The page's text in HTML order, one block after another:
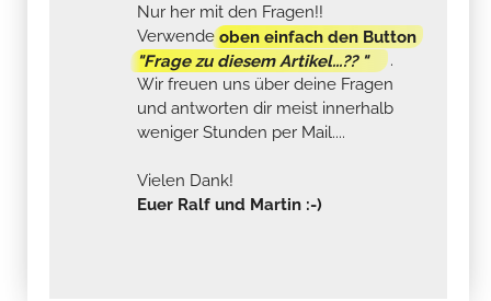
Nur her mit den Fragen!!
Verwendeoben einfach den Button
"Frage zu diesem Artikel...?? "
.
Wir freuen uns über deine Fragen
und antworten dir meist innerhalb
weniger Stunden per Mail....
Vielen Dank!
Euer Ralf und Martin :-)